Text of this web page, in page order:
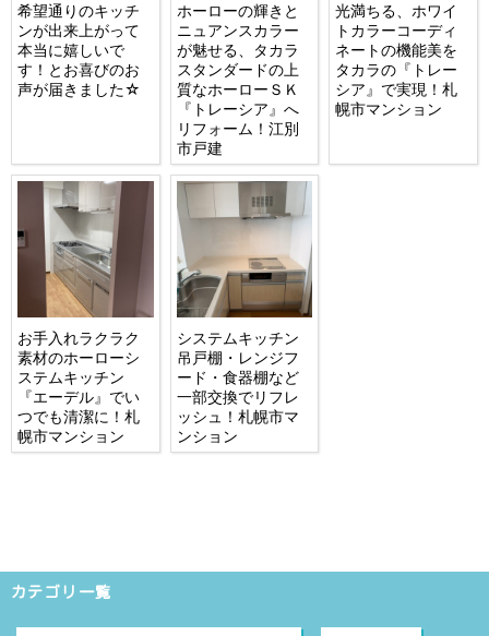
希望通りのキッチ
ンが出来上がって
本当に嬉しいで
す！とお喜びのお
声が届きました☆
ホーローの輝きと
ニュアンスカラー
が魅せる、タカラ
スタンダードの上
質なホーローＳＫ
『トレーシア』へ
リフォーム！江別
市戸建
光満ちる、ホワイ
トカラーコーディ
ネートの機能美を
タカラの『トレー
シア』で実現！札
幌市マンション
お手入れラクラク
素材のホーローシ
ステムキッチン
『エーデル』でい
つでも清潔に！札
幌市マンション
システムキッチン
吊戸棚・レンジフ
ード・食器棚など
一部交換でリフレ
ッシュ！札幌市マ
ンション
カテゴリ一覧